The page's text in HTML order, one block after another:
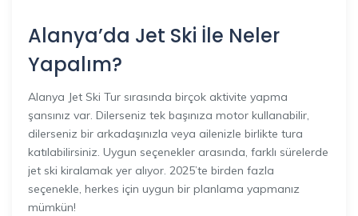
Alanya’da Jet Ski İle Neler
Yapalım?
Alanya Jet Ski Tur sırasında birçok aktivite yapma
şansınız var. Dilerseniz tek başınıza motor kullanabilir,
dilerseniz bir arkadaşınızla veya ailenizle birlikte tura
katılabilirsiniz. Uygun seçenekler arasında, farklı sürelerde
jet ski kiralamak yer alıyor. 2025’te birden fazla
seçenekle, herkes için uygun bir planlama yapmanız
mümkün!